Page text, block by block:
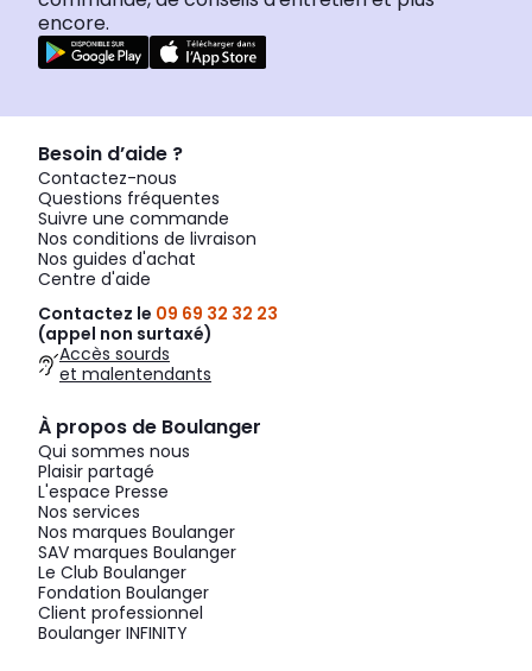
encore.
Besoin d’aide ?
Contactez-nous
Questions fréquentes
Suivre une commande
Nos conditions de livraison
Nos guides d'achat
Centre d'aide
Contactez le 09 69 32 32 23
(appel non surtaxé)
Accès sourds
et malentendants
À propos de Boulanger
Qui sommes nous
Plaisir partagé
L'espace Presse
Nos services
Nos marques Boulanger
SAV marques Boulanger
Le Club Boulanger
Fondation Boulanger
Client professionnel
Boulanger INFINITY